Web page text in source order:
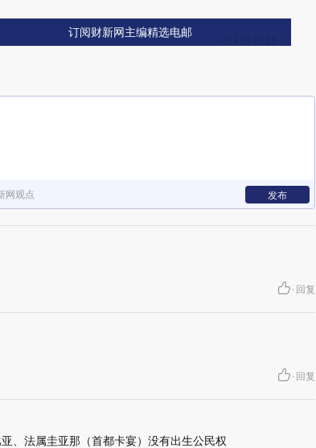
订阅财新网主编精选电邮
网观点 发布
· 回复
· 回复
、法属圭亚那（首都卡宴）没有出生公民权